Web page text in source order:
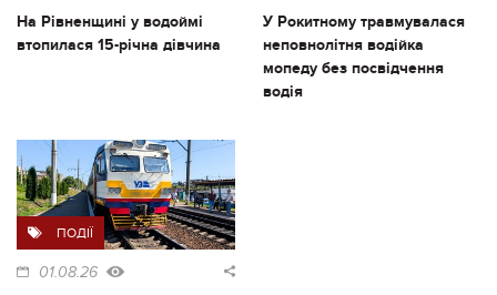
На Рівненщині у водоймі
втопилася 15-річна дівчина
У Рокитному травмувалася
неповнолітня водійка
мопеду без посвідчення
водія
ПОДІЇ
01.08.26